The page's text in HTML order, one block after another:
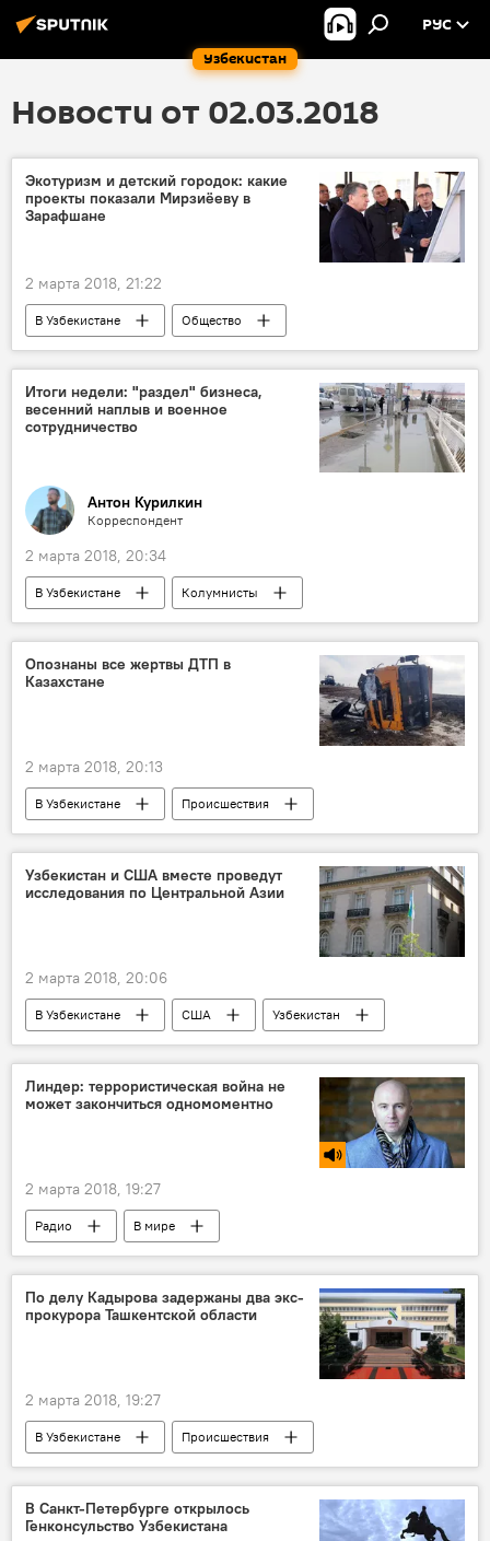
Узбекистан
РУС
Новости от 02.03.2018
Экотуризм и детский городок: какие
проекты показали Мирзиёеву в
Зарафшане
2 марта 2018, 21:22
В Узбекистане
Общество
Узбекистан
Зарафшан
Шавкат Мирзиёев
визит
Строительство
проект
Итоги недели: "раздел" бизнеса,
весенний наплыв и военное
сотрудничество
Антон Курилкин
Корреспондент
2 марта 2018, 20:34
В Узбекистане
Колумнисты
Узбекистан
Ташкент
Казахстан
Бухара
бизнес
потребители
Опознаны все жертвы ДТП в
Казахстане
2 марта 2018, 20:13
В Узбекистане
Происшествия
Казахстан
Хорезмская область
МЧС Узбекистана
Узбекистан и США вместе проведут
исследования по Центральной Азии
2 марта 2018, 20:06
В Узбекистане США
Узбекистан
Центральная Азия
сотрудничество
Линдер: террористическая война не
может закончиться одномоментно
2 марта 2018, 19:27
Радио
В мире
Борьба с терроризмом
По делу Кадырова задержаны два экс-
прокурора Ташкентской области
2 марта 2018, 19:27
В Узбекистане
Происшествия
Происшествия и криминал в Узбекистане
Узбекистан
Генпрокуратура Узбекистана
Задержание
прокурор
В Санкт-Петербурге открылось
Генконсульство Узбекистана